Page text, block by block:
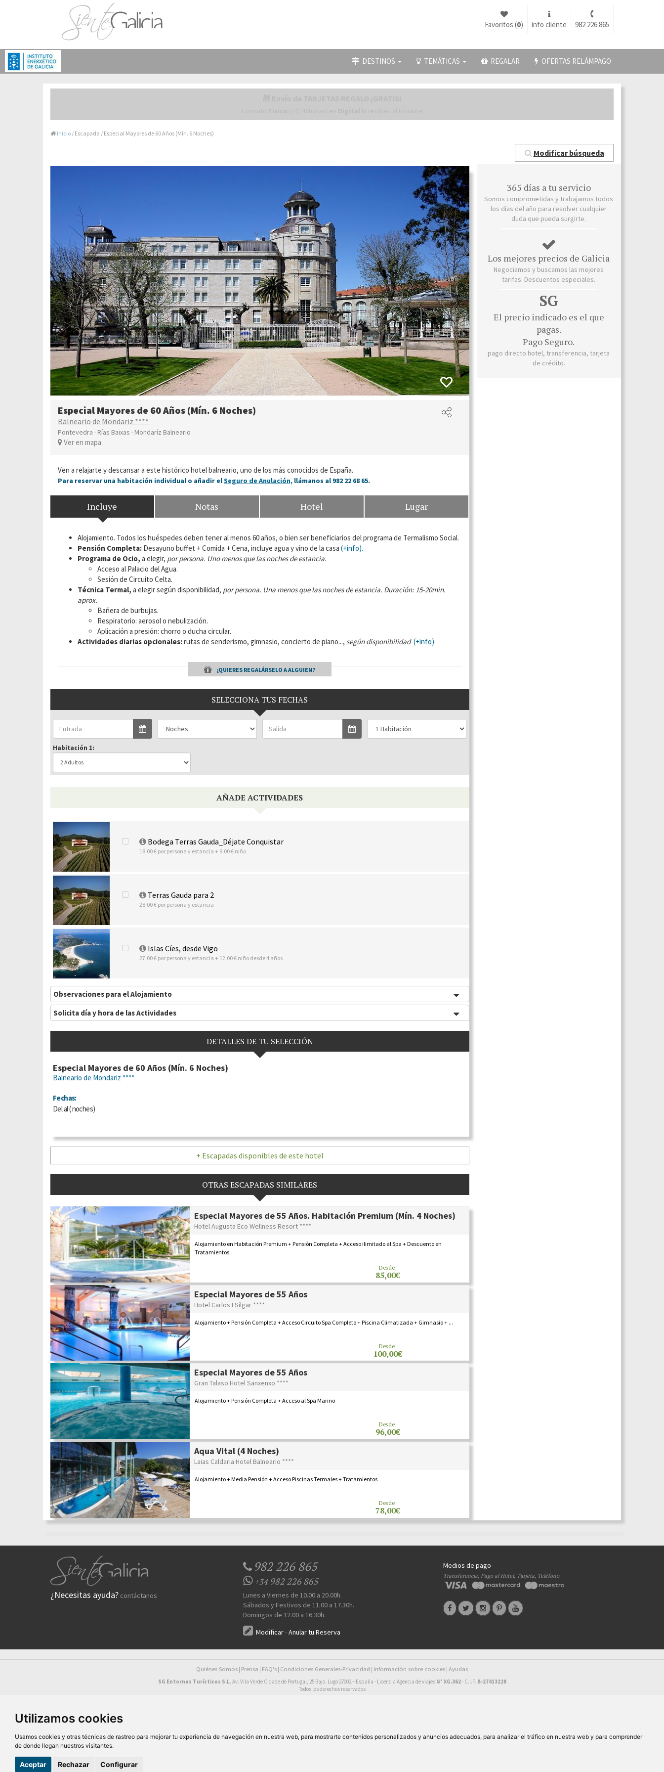
Utilizamos cookies
Usamos cookies y otras técnicas de rastreo para mejorar tu experiencia de navegación en nuestra web, para mostrarte contenidos personalizados y anuncios adecuados, para analizar el tráfico en nuestra web y para comprender
de donde llegan nuestros visitantes.
Aceptar Rechazar Configurar
982 226 865
info cliente
Favoritos (0)
DESTINOS TEMÁTICAS REGALAR OFERTAS RELÁMPAGO
Inicio / Escapada / Especial Mayores de 60 Años (Mín. 6 Noches)
Modificar búsqueda
Especial Mayores de 60 Años (Mín. 6 Noches)
Balneario de Mondariz ****
Pontevedra · Rías Baixas · Mondaríz Balneario
Ver en mapa
Ven a relajarte y descansar a este histórico hotel balneario, uno de los más conocidos de España.
Para reservar una habitación individual o añadir elSeguro de Anulación, llámanos al 982 22 68 65.
Incluye Notas Hotel Lugar
Alojamiento. Todos los huéspedes deben tener al menos 60 años, o bien ser beneficiarios del programa de Termalismo Social.
Pensión Completa: Desayuno buffet + Comida + Cena, incluye agua y vino de la casa (+info).
Programa de Ocio, a elegir, por persona. Uno menos que las noches de estancia.
Acceso al Palacio del Agua.
Sesión de Circuito Celta.
Técnica Termal, a elegir según disponibilidad, por persona. Una menos que las noches de estancia. Duración: 15-20min.
aprox.
Bañera de burbujas.
Respiratorio: aerosol o nebulización.
Aplicación a presión: chorro o ducha circular.
Actividades diarias opcionales:rutas de senderismo, gimnasio, concierto de piano..., según disponibilidad (+info)
¿QUIERES REGALÁRSELO A ALGUIEN?
SELECCIONA TUS FECHAS
Habitación 1:
AÑADE ACTIVIDADES
Bodega Terras Gauda_Déjate Conquistar
18.00 € por persona y estancia + 9.00 € niño
Terras Gauda para 2
28.00 € por persona y estancia
Islas Cíes, desde Vigo
27.00 € por persona y estancia + 12.00 € niño desde 4 años
Observaciones para el Alojamiento
Solicita día y hora de las Actividades
DETALLES DE TU SELECCIÓN
Especial Mayores de 60 Años (Mín. 6 Noches)
Balneario de Mondariz ****
Fechas:
Delal(noches)
85,00€
+ Escapadas disponibles de este hotel
OTRAS ESCAPADAS SIMILARES
Especial Mayores de 55 Años. Habitación Premium (Mín. 4 Noches)
Hotel Augusta Eco Wellness Resort ****
Alojamiento en Habitación Premium + Pensión Completa + Acceso ilimitado al Spa + Descuento en
Tratamientos
Desde:
85,00€
Especial Mayores de 55 Años
Hotel Carlos I Silgar ****
Alojamiento + Pensión Completa + Acceso Circuito Spa Completo + Piscina Climatizada + Gimnasio + ...
Desde:
100,00€
Especial Mayores de 55 Años
Gran Talaso Hotel Sanxenxo ****
Alojamiento + Pensión Completa + Acceso al Spa Marino
Desde:
96,00€
Aqua Vital (4 Noches)
Laias Caldaria Hotel Balneario ****
Alojamiento + Media Pensión + Acceso Piscinas Termales + Tratamientos
Desde:
78,00€
365 días a tu servicio
Somos comprometidas y trabajamos todos
los días del año para resolver cualquier
duda que pueda surgirte.
Los mejores precios de Galicia
Negociamos y buscamos las mejores
tarifas. Descuentos especiales.
SG
El precio indicado es el que
pagas.
Pago Seguro.
pago directo hotel, transferencia, tarjeta
de crédito.
¿Necesitas ayuda? contáctanos
982 226 865
+34982 226 865
Lunes a Viernes de 10.00 a 20.00h.
Sábados y Festivos de 11.00 a 17.30h.
Domingos de 12.00 a 16.30h.
Modificar-Anular tu Reserva
Medios de pago
Transferencia, Pago al Hotel, Tarjeta, Teléfono
Quiénes Somos | Prensa | FAQ's | Condiciones Generales-Privacidad | Información sobre cookies | Ayudas
SG Entornos Turísticos S.L. Av. Vila Verde Cidade de Portugal, 25 Bajo. Lugo 27002 – España - Licencia Agencia de viajes N° XG.362- C.I.F. B-27413228
Todos los derechos reservados